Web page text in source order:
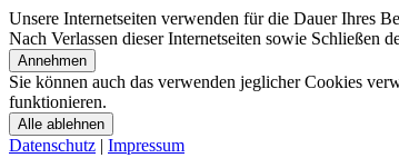
Unsere Internetseiten verwenden für die Dauer Ihres
Nach Verlassen dieser Internetseiten sowie Schließen
Annehmen
Sie können auch das verwenden jeglicher Cookies
funktionieren.
Alle ablehnen
Datenschutz | Impressum